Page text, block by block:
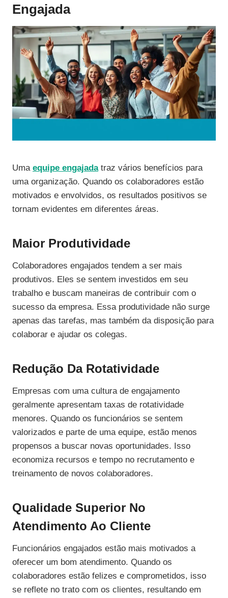
Engajada
Uma equipe engajadatraz vários benefícios para
uma organização. Quando os colaboradores estão
motivados e envolvidos, os resultados positivos se
tornam evidentes em diferentes áreas.
Maior Produtividade
Colaboradores engajados tendem a ser mais
produtivos. Eles se sentem investidos em seu
trabalho e buscam maneiras de contribuir com o
sucesso da empresa. Essa produtividade não surge
apenas das tarefas, mas também da disposição para
colaborar e ajudar os colegas.
Redução Da Rotatividade
Empresas com uma cultura de engajamento
geralmente apresentam taxas de rotatividade
menores. Quando os funcionários se sentem
valorizados e parte de uma equipe, estão menos
propensos a buscar novas oportunidades. Isso
economiza recursos e tempo no recrutamento e
treinamento de novos colaboradores.
Qualidade Superior No
Atendimento Ao Cliente
Funcionários engajados estão mais motivados a
oferecer um bom atendimento. Quando os
colaboradores estão felizes e comprometidos, isso
se reflete no trato com os clientes, resultando em